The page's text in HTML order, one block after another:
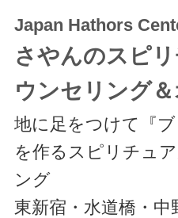
Japan Hathors
さやんのスピ
ウンセリング
地に足をつけて『ブ
を作るスピリチュ
ング
東新宿・水道橋・中